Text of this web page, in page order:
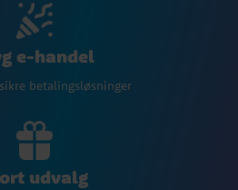
e-handel
betalingsløsninger
udvalg